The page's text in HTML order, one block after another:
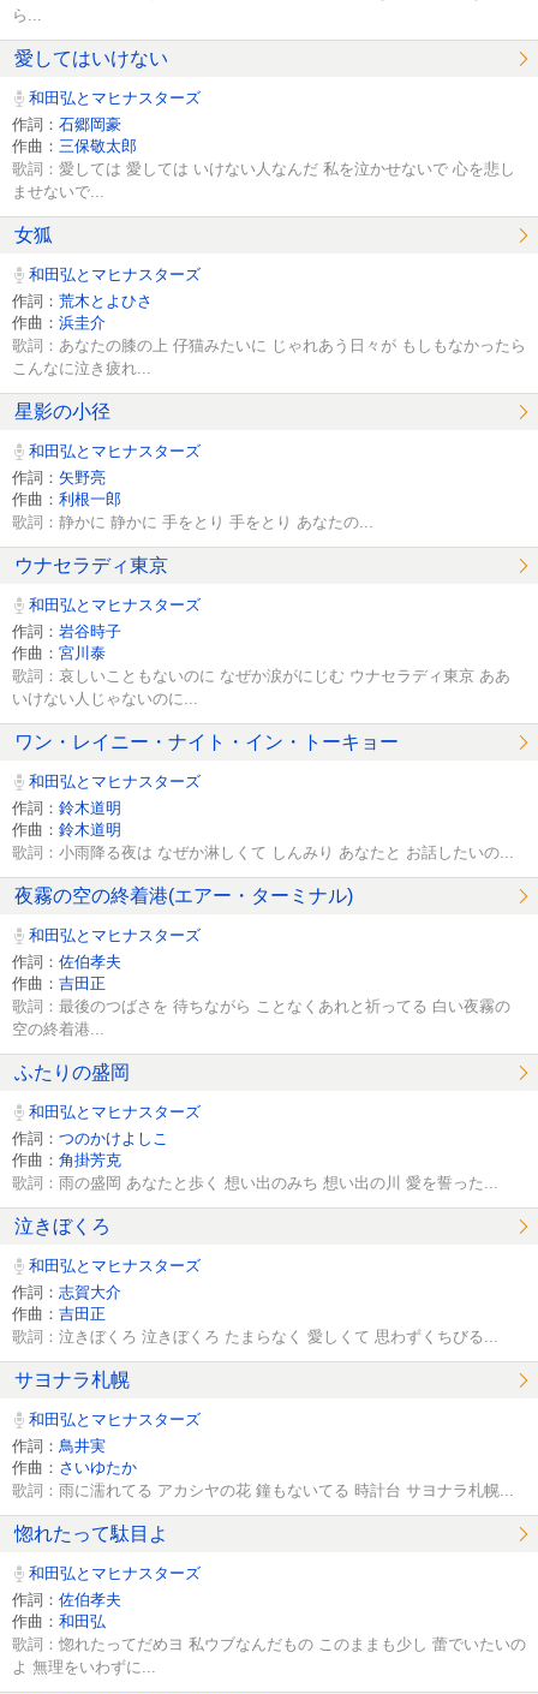
ら...
愛してはいけない
和田弘とマヒナスターズ
作詞： 石郷岡豪
作曲： 三保敬太郎
歌詞：愛しては 愛しては いけない人なんだ 私を泣かせないで 心を悲し
ませないで...
女狐
和田弘とマヒナスターズ
作詞： 荒木とよひさ
作曲： 浜圭介
歌詞：あなたの膝の上 仔猫みたいに じゃれあう日々が もしもなかったら
こんなに泣き疲れ...
星影の小径
和田弘とマヒナスターズ
作詞： 矢野亮
作曲： 利根一郎
歌詞：静かに 静かに 手をとり 手をとり あなたの...
ウナセラディ東京
和田弘とマヒナスターズ
作詞： 岩谷時子
作曲： 宮川泰
歌詞：哀しいこともないのに なぜか涙がにじむ ウナセラディ東京 ああ
いけない人じゃないのに...
ワン・レイニー・ナイト・イン・トーキョー
和田弘とマヒナスターズ
作詞： 鈴木道明
作曲： 鈴木道明
歌詞：小雨降る夜は なぜか淋しくて しんみり あなたと お話したいの...
夜霧の空の終着港(エアー・ターミナル)
和田弘とマヒナスターズ
作詞： 佐伯孝夫
作曲： 吉田正
歌詞：最後のつばさを 待ちながら ことなくあれと祈ってる 白い夜霧の
空の終着港...
ふたりの盛岡
和田弘とマヒナスターズ
作詞： つのかけよしこ
作曲： 角掛芳克
歌詞：雨の盛岡 あなたと歩く 想い出のみち 想い出の川 愛を誓った...
泣きぼくろ
和田弘とマヒナスターズ
作詞： 志賀大介
作曲： 吉田正
歌詞：泣きぼくろ 泣きぼくろ たまらなく 愛しくて 思わずくちびる...
サヨナラ札幌
和田弘とマヒナスターズ
作詞： 鳥井実
作曲： さいゆたか
歌詞：雨に濡れてる アカシヤの花 鐘もないてる 時計台 サヨナラ札幌...
惚れたって駄目よ
和田弘とマヒナスターズ
作詞： 佐伯孝夫
作曲： 和田弘
歌詞：惚れたってだめヨ 私ウブなんだもの このままも少し 蕾でいたいの
よ 無理をいわずに...